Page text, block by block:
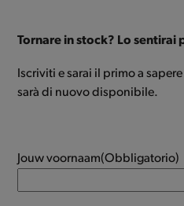
Tornare in stock? Lo sentirai
Iscriviti e sarai il primo a
sarà di nuovo disponibile.
Jouw voornaam(Obbligatorio)